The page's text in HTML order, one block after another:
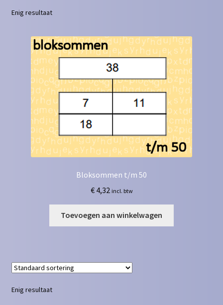
Contact
Homepagina
Mijn account
Privacy Policy
Winkelmand
Winkel
Enig resultaat
Bloksommen t/m 50
€4,32 incl. btw
Toevoegen aan winkelwagen
Enig resultaat